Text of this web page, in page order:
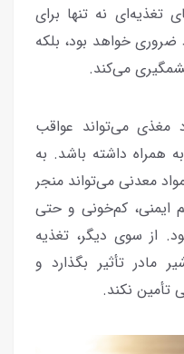
تغذیه‌ای نه تنها برای
خواهد بود، بلکه
می‌کند.
مغذی می‌تواند عواقب
همراه داشته باشد. به
معدنی می‌تواند منجر
ایمنی، کم‌خونی و حتی
از سوی دیگر، تغذیه
مادر تأثیر بگذارد و
تأمین نکند.